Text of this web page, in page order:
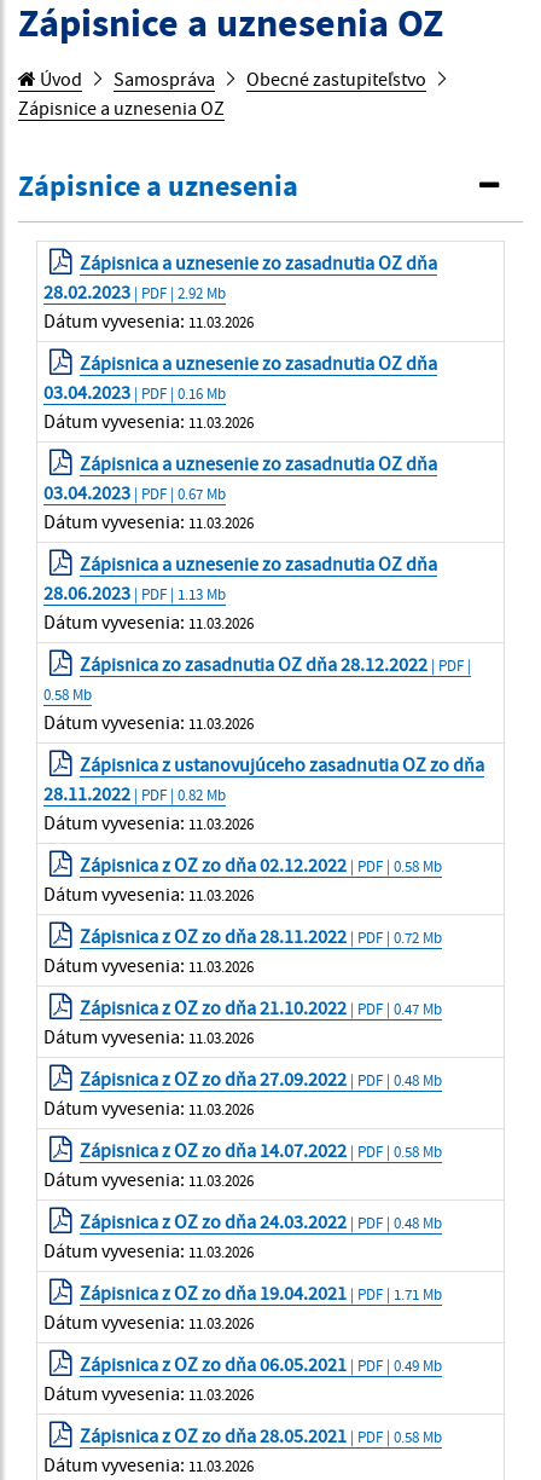
Zápisnice a uznesenia OZ
Úvod Samospráva
Obecné zastupiteľstvo
Zápisnice a uznesenia OZ
Zápisnice a uznesenia
Zápisnica a uznesenie zo zasadnutia OZ dňa
28.02.2023 | PDF | 2.92 Mb
Dátum vyvesenia: 11.03.2026
Zápisnica a uznesenie zo zasadnutia OZ dňa
03.04.2023 | PDF | 0.16 Mb
Dátum vyvesenia: 11.03.2026
Zápisnica a uznesenie zo zasadnutia OZ dňa
03.04.2023 | PDF | 0.67 Mb
Dátum vyvesenia: 11.03.2026
Zápisnica a uznesenie zo zasadnutia OZ dňa
28.06.2023 | PDF | 1.13 Mb
Dátum vyvesenia: 11.03.2026
Zápisnica zo zasadnutia OZ dňa 28.12.2022 | PDF |
0.58 Mb
Dátum vyvesenia: 11.03.2026
Zápisnica z ustanovujúceho zasadnutia OZ zo dňa
28.11.2022 | PDF | 0.82 Mb
Dátum vyvesenia: 11.03.2026
Zápisnica z OZ zo dňa 02.12.2022 | PDF | 0.58 Mb
Dátum vyvesenia: 11.03.2026
Zápisnica z OZ zo dňa 28.11.2022 | PDF | 0.72 Mb
Dátum vyvesenia: 11.03.2026
Zápisnica z OZ zo dňa 21.10.2022 | PDF | 0.47 Mb
Dátum vyvesenia: 11.03.2026
Zápisnica z OZ zo dňa 27.09.2022 | PDF | 0.48 Mb
Dátum vyvesenia: 11.03.2026
Zápisnica z OZ zo dňa 14.07.2022 | PDF | 0.58 Mb
Dátum vyvesenia: 11.03.2026
Zápisnica z OZ zo dňa 24.03.2022 | PDF | 0.48 Mb
Dátum vyvesenia: 11.03.2026
Zápisnica z OZ zo dňa 19.04.2021 | PDF | 1.71 Mb
Dátum vyvesenia: 11.03.2026
Zápisnica z OZ zo dňa 06.05.2021 | PDF | 0.49 Mb
Dátum vyvesenia: 11.03.2026
Zápisnica z OZ zo dňa 28.05.2021 | PDF | 0.58 Mb
Dátum vyvesenia: 11.03.2026